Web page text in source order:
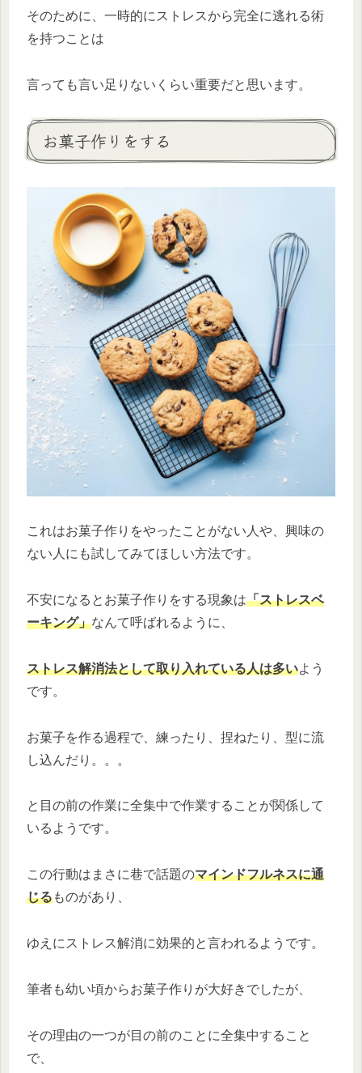
そのために、一時的にストレスから完全に逃れる術
を持つことは
言っても言い足りないくらい重要だと思います。
お菓子作りをする
これはお菓子作りをやったことがない人や、興味の
ない人にも試してみてほしい方法です。
不安になるとお菓子作りをする現象は「ストレスベ
ーキング」なんて呼ばれるように、
ストレス解消法として取り入れている人は多いよう
です。
お菓子を作る過程で、練ったり、捏ねたり、型に流
し込んだり。。。
と目の前の作業に全集中で作業することが関係して
いるようです。
この行動はまさに巷で話題のマインドフルネスに通
じるものがあり、
ゆえにストレス解消に効果的と言われるようです。
筆者も幼い頃からお菓子作りが大好きでしたが、
その理由の一つが目の前のことに全集中すること
で、